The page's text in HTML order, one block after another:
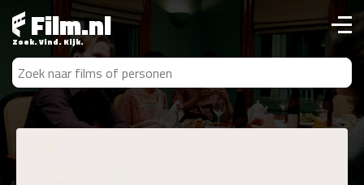
Film.nl
Zoek. Vind. Kijk.